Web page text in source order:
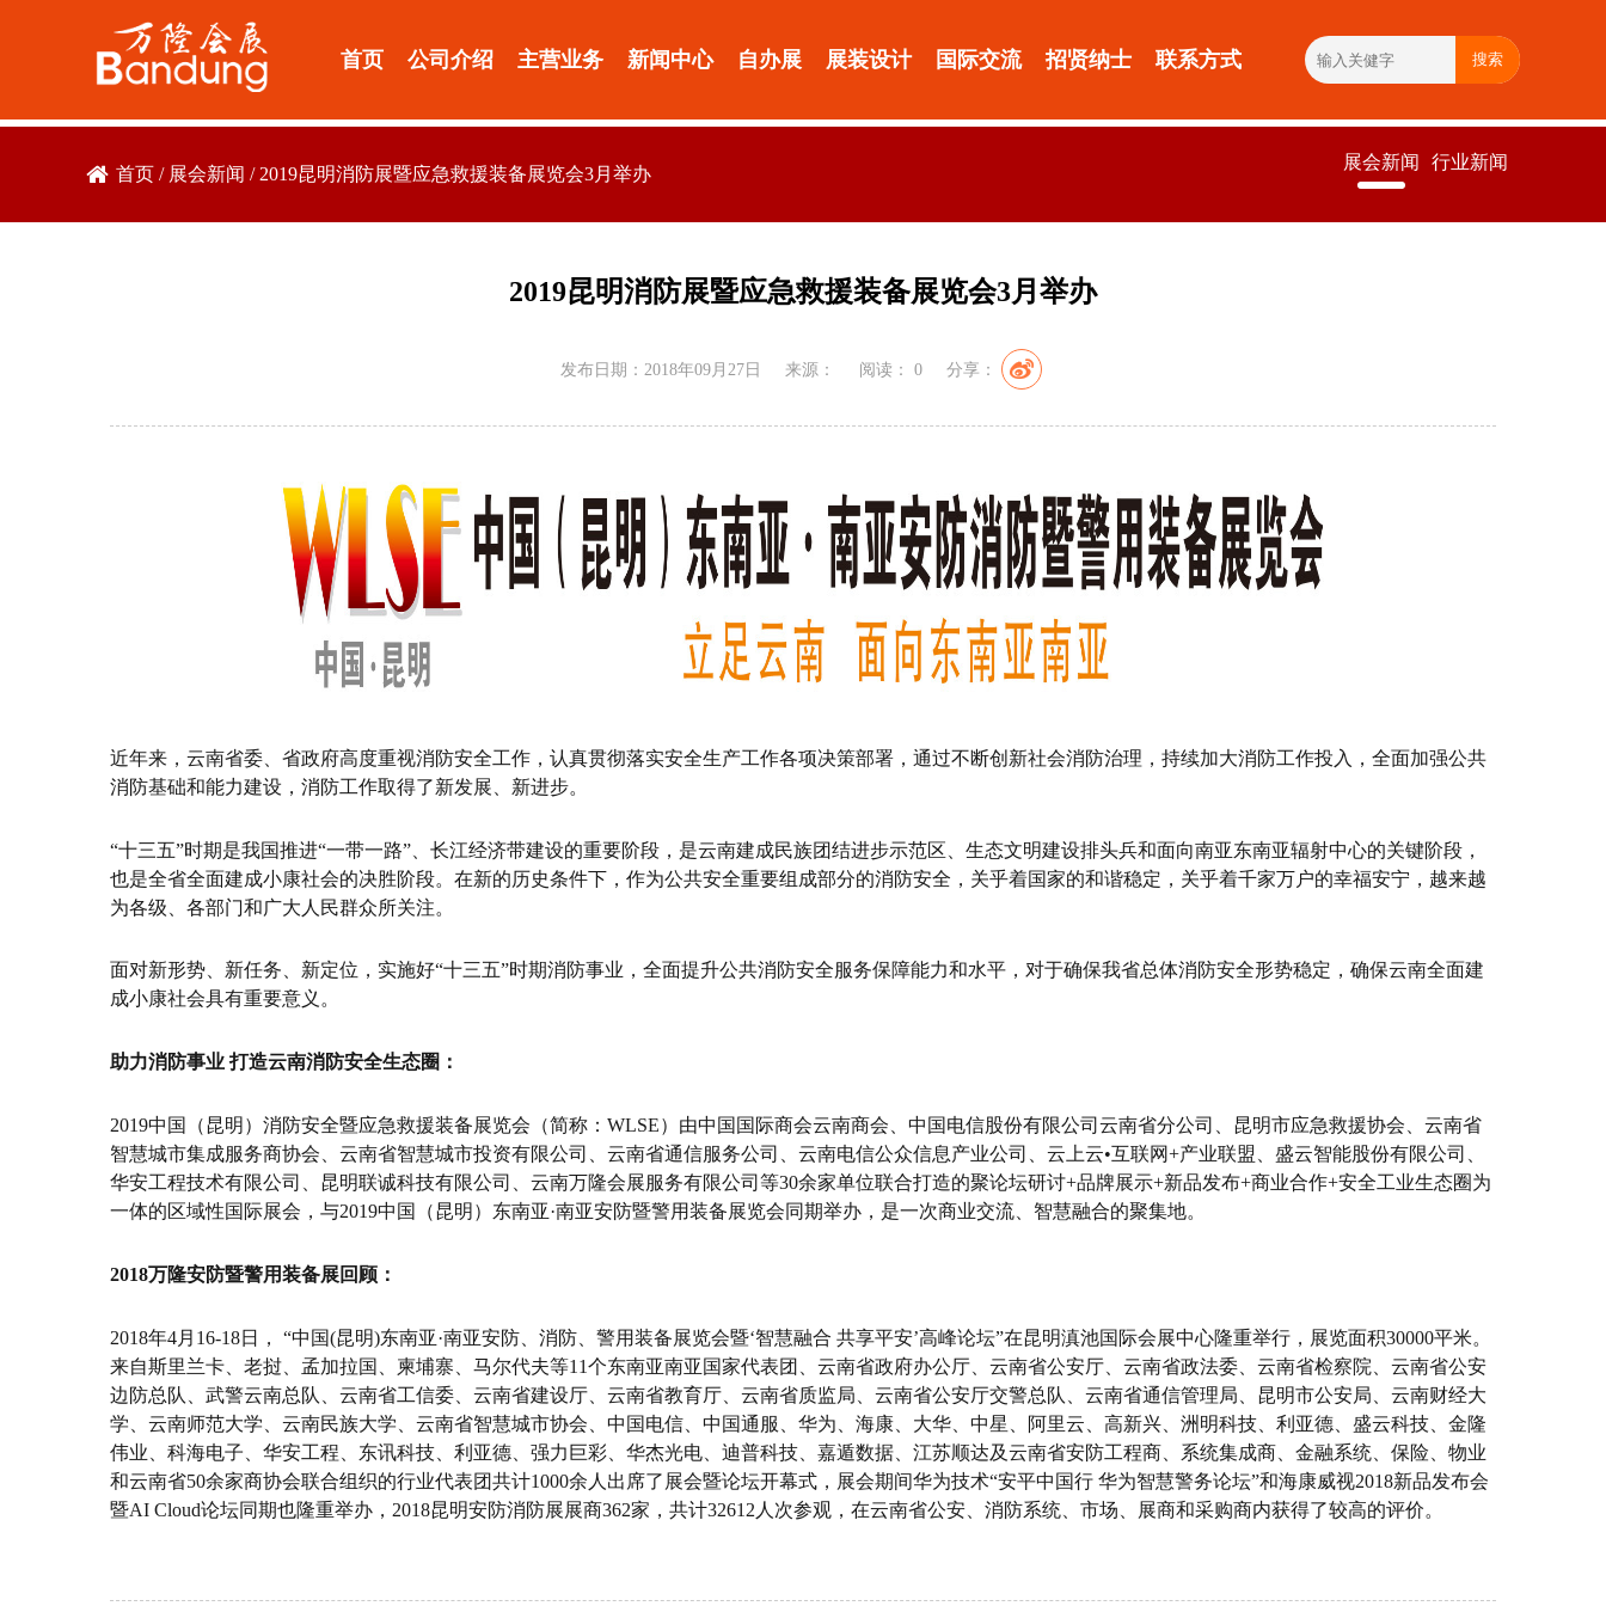
首页 公司介绍 主营业务 新闻中心 自办展 展装设计 国际交流 招贤纳士 联系方式 搜索
首页 / 展会新闻 / 2019昆明消防展暨应急救援装备展览会3月举办
展会新闻 行业新闻
2019昆明消防展暨应急救援装备展览会3月举办
发布日期：2018年09月27日 来源： 阅读： 0 分享：
近年来，云南省委、省政府高度重视消防安全工作，认真贯彻落实安全生产工作各项决策部署，通过不断创新社会消防治理，持续加大消防工作投入，全面加强公共
消防基础和能力建设，消防工作取得了新发展、新进步。
“十三五”时期是我国推进“一带一路”、长江经济带建设的重要阶段，是云南建成民族团结进步示范区、生态文明建设排头兵和面向南亚东南亚辐射中心的关键阶段，
也是全省全面建成小康社会的决胜阶段。在新的历史条件下，作为公共安全重要组成部分的消防安全，关乎着国家的和谐稳定，关乎着千家万户的幸福安宁，越来越
为各级、各部门和广大人民群众所关注。
面对新形势、新任务、新定位，实施好“十三五”时期消防事业，全面提升公共消防安全服务保障能力和水平，对于确保我省总体消防安全形势稳定，确保云南全面建
成小康社会具有重要意义。
助力消防事业 打造云南消防安全生态圈：
2019中国（昆明）消防安全暨应急救援装备展览会（简称：WLSE）由中国国际商会云南商会、中国电信股份有限公司云南省分公司、昆明市应急救援协会、云南省
智慧城市集成服务商协会、云南省智慧城市投资有限公司、云南省通信服务公司、云南电信公众信息产业公司、云上云•互联网+产业联盟、盛云智能股份有限公司、
华安工程技术有限公司、昆明联诚科技有限公司、云南万隆会展服务有限公司等30余家单位联合打造的聚论坛研讨+品牌展示+新品发布+商业合作+安全工业生态圈为
一体的区域性国际展会，与2019中国（昆明）东南亚·南亚安防暨警用装备展览会同期举办，是一次商业交流、智慧融合的聚集地。
2018万隆安防暨警用装备展回顾：
2018年4月16-18日， “中国(昆明)东南亚·南亚安防、消防、警用装备展览会暨‘智慧融合 共享平安’高峰论坛”在昆明滇池国际会展中心隆重举行，展览面积30000平米。
来自斯里兰卡、老挝、孟加拉国、柬埔寨、马尔代夫等11个东南亚南亚国家代表团、云南省政府办公厅、云南省公安厅、云南省政法委、云南省检察院、云南省公安
边防总队、武警云南总队、云南省工信委、云南省建设厅、云南省教育厅、云南省质监局、云南省公安厅交警总队、云南省通信管理局、昆明市公安局、云南财经大
学、云南师范大学、云南民族大学、云南省智慧城市协会、中国电信、中国通服、华为、海康、大华、中星、阿里云、高新兴、洲明科技、利亚德、盛云科技、金隆
伟业、科海电子、华安工程、东讯科技、利亚德、强力巨彩、华杰光电、迪普科技、嘉遁数据、江苏顺达及云南省安防工程商、系统集成商、金融系统、保险、物业
和云南省50余家商协会联合组织的行业代表团共计1000余人出席了展会暨论坛开幕式，展会期间华为技术“安平中国行 华为智慧警务论坛”和海康威视2018新品发布会
暨AI Cloud论坛同期也隆重举办，2018昆明安防消防展展商362家，共计32612人次参观，在云南省公安、消防系统、市场、展商和采购商内获得了较高的评价。